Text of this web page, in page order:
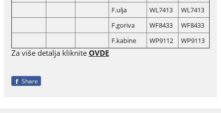
F.ulja WL7413
WL7413
F.goriva
WF8433
WF8433
F.kabine
WP9112 WP9113
Za više detalja kliknite OVDE
Share